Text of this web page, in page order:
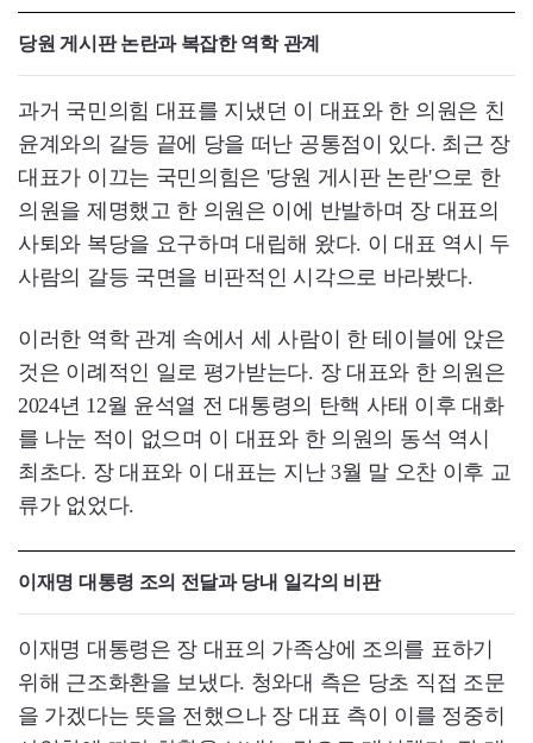
당원 게시판 논란과 복잡한 역학 관계
과거 국민의힘 대표를 지냈던 이 대표와 한 의원은 친
윤계와의 갈등 끝에 당을 떠난 공통점이 있다. 최근 장
대표가 이끄는 국민의힘은 '당원 게시판 논란'으로 한
의원을 제명했고 한 의원은 이에 반발하며 장 대표의
사퇴와 복당을 요구하며 대립해 왔다. 이 대표 역시 두
사람의 갈등 국면을 비판적인 시각으로 바라봤다.
이러한 역학 관계 속에서 세 사람이 한 테이블에 앉은
것은 이례적인 일로 평가받는다. 장 대표와 한 의원은
2024년 12월 윤석열 전 대통령의 탄핵 사태 이후 대화
를 나눈 적이 없으며 이 대표와 한 의원의 동석 역시
최초다. 장 대표와 이 대표는 지난 3월 말 오찬 이후 교
류가 없었다.
이재명 대통령 조의 전달과 당내 일각의 비판
이재명 대통령은 장 대표의 가족상에 조의를 표하기
위해 근조화환을 보냈다. 청와대 측은 당초 직접 조문
을 가겠다는 뜻을 전했으나 장 대표 측이 이를 정중히